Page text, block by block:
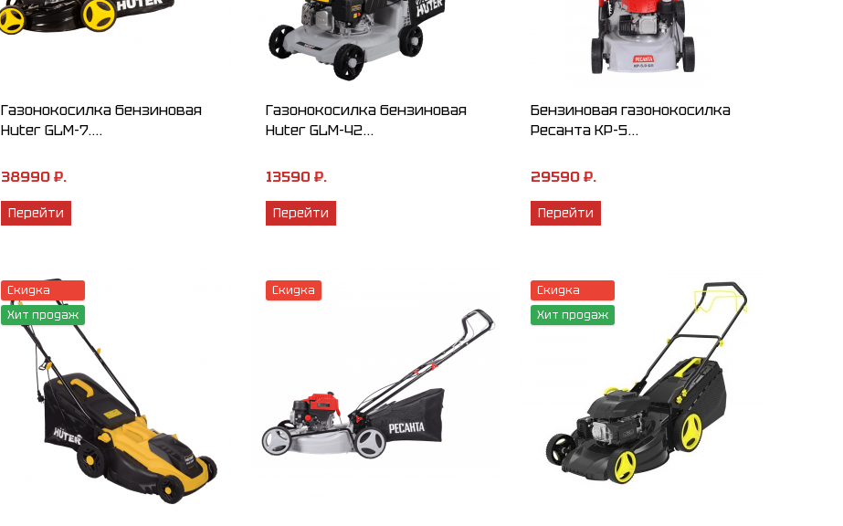
Газонокосилка бензиновая
Huter GLM-7....
38990 ₽.
Перейти
Газонокосилка бензиновая
Huter GLM-42...
13590 ₽.
Перейти
Бензиновая газонокосилка
Ресанта КР-5...
29590 ₽.
Перейти
Скидка
Хит продаж
Скидка
Скидка
Хит продаж